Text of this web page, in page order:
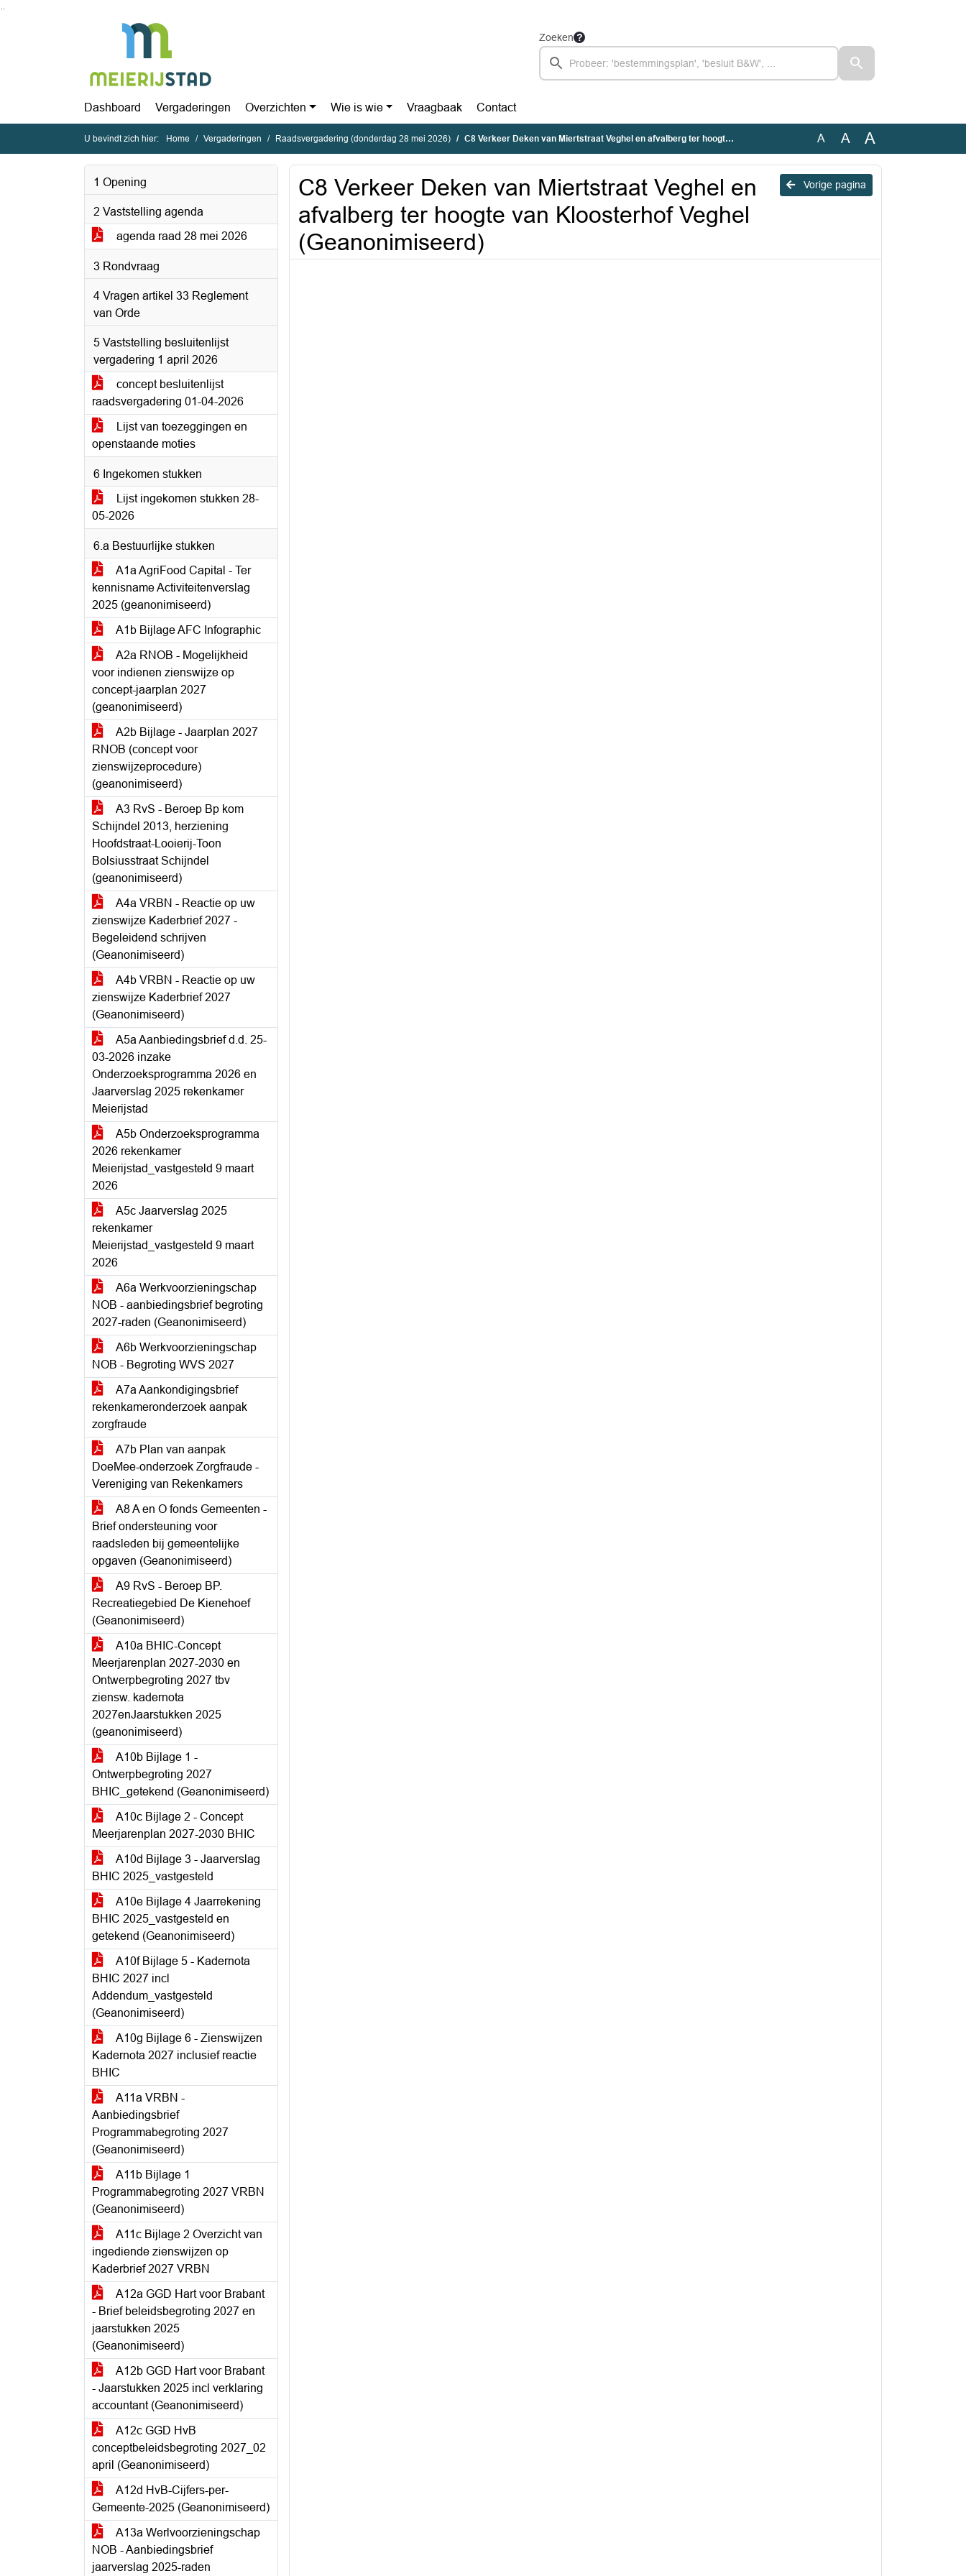
Zoeken
Dashboard Vergaderingen Overzichten Wie is wie Vraagbaak Contact
U bevindt zich hier: Home Vergaderingen Raadsvergadering (donderdag 28 mei 2026) C8 Verkeer Deken van Miertstraat Veghel en afvalberg ter hoogte van Kloosterhof Veghel (Geanonimiseerd) A A A
1 Opening
2 Vaststelling agenda
agenda raad 28 mei 2026
3 Rondvraag
4 Vragen artikel 33 Reglement
van Orde
5 Vaststelling besluitenlijst
vergadering 1 april 2026
concept besluitenlijst
raadsvergadering 01-04-2026
Lijst van toezeggingen en
openstaande moties
6 Ingekomen stukken
Lijst ingekomen stukken 28-
05-2026
6.a Bestuurlijke stukken
A1a AgriFood Capital - Ter
kennisname Activiteitenverslag
2025 (geanonimiseerd)
A1b Bijlage AFC Infographic
A2a RNOB - Mogelijkheid
voor indienen zienswijze op
concept-jaarplan 2027
(geanonimiseerd)
A2b Bijlage - Jaarplan 2027
RNOB (concept voor
zienswijzeprocedure)
(geanonimiseerd)
A3 RvS - Beroep Bp kom
Schijndel 2013, herziening
Hoofdstraat-Looierij-Toon
Bolsiusstraat Schijndel
(geanonimiseerd)
A4a VRBN - Reactie op uw
zienswijze Kaderbrief 2027 -
Begeleidend schrijven
(Geanonimiseerd)
A4b VRBN - Reactie op uw
zienswijze Kaderbrief 2027
(Geanonimiseerd)
A5a Aanbiedingsbrief d.d. 25-
03-2026 inzake
Onderzoeksprogramma 2026 en
Jaarverslag 2025 rekenkamer
Meierijstad
A5b Onderzoeksprogramma
2026 rekenkamer
Meierijstad_vastgesteld 9 maart
2026
A5c Jaarverslag 2025
rekenkamer
Meierijstad_vastgesteld 9 maart
2026
A6a Werkvoorzieningschap
NOB - aanbiedingsbrief begroting
2027-raden (Geanonimiseerd)
A6b Werkvoorzieningschap
NOB - Begroting WVS 2027
A7a Aankondigingsbrief
rekenkameronderzoek aanpak
zorgfraude
A7b Plan van aanpak
DoeMee-onderzoek Zorgfraude -
Vereniging van Rekenkamers
A8 A en O fonds Gemeenten -
Brief ondersteuning voor
raadsleden bij gemeentelijke
opgaven (Geanonimiseerd)
A9 RvS - Beroep BP.
Recreatiegebied De Kienehoef
(Geanonimiseerd)
A10a BHIC-Concept
Meerjarenplan 2027-2030 en
Ontwerpbegroting 2027 tbv
ziensw. kadernota
2027enJaarstukken 2025
(geanonimiseerd)
A10b Bijlage 1 -
Ontwerpbegroting 2027
BHIC_getekend (Geanonimiseerd)
A10c Bijlage 2 - Concept
Meerjarenplan 2027-2030 BHIC
A10d Bijlage 3 - Jaarverslag
BHIC 2025_vastgesteld
A10e Bijlage 4 Jaarrekening
BHIC 2025_vastgesteld en
getekend (Geanonimiseerd)
A10f Bijlage 5 - Kadernota
BHIC 2027 incl
Addendum_vastgesteld
(Geanonimiseerd)
A10g Bijlage 6 - Zienswijzen
Kadernota 2027 inclusief reactie
BHIC
A11a VRBN -
Aanbiedingsbrief
Programmabegroting 2027
(Geanonimiseerd)
A11b Bijlage 1
Programmabegroting 2027 VRBN
(Geanonimiseerd)
A11c Bijlage 2 Overzicht van
ingediende zienswijzen op
Kaderbrief 2027 VRBN
A12a GGD Hart voor Brabant
- Brief beleidsbegroting 2027 en
jaarstukken 2025
(Geanonimiseerd)
A12b GGD Hart voor Brabant
- Jaarstukken 2025 incl verklaring
accountant (Geanonimiseerd)
A12c GGD HvB
conceptbeleidsbegroting 2027_02
april (Geanonimiseerd)
A12d HvB-Cijfers-per-
Gemeente-2025 (Geanonimiseerd)
A13a Werlvoorzieningschap
NOB - Aanbiedingsbrief
jaarverslag 2025-raden
Vorige pagina
C8 Verkeer Deken van Miertstraat Veghel en
afvalberg ter hoogte van Kloosterhof Veghel
(Geanonimiseerd)